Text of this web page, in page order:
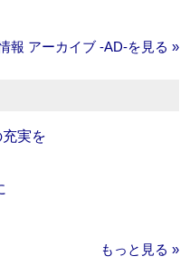
報 アーカイブ ‐AD‐を見る »
実を
もっと見る »